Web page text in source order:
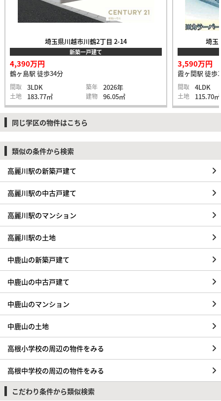
埼玉県川越市川鶴2丁目 2-14
新築一戸建て
4,390万円
鶴ヶ島駅 徒歩34分
間取 3LDK 築年 2026年
土地 183.77㎡ 建物 96.05㎡
埼玉
3,590万円
霞ヶ関駅 徒歩
間取 4LDK
土地 115.70㎡
同じ学区の物件はこちら
類似の条件から検索
高麗川駅の新築戸建て
高麗川駅の中古戸建て
高麗川駅のマンション
高麗川駅の土地
中鹿山の新築戸建て
中鹿山の中古戸建て
中鹿山のマンション
中鹿山の土地
高根小学校の周辺の物件をみる
高根中学校の周辺の物件をみる
こだわり条件から類似検索